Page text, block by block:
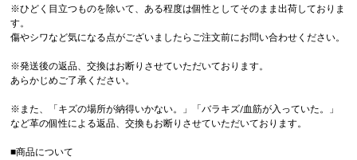
※ひどく目立つものを除いて、ある程度は個性としてそのまま出荷しておりま
す。
傷やシワなど気になる点がございましたらご注文前にお問い合わせください。
※発送後の返品、交換はお断りさせていただいております。
あらかじめご了承ください。
※また、「キズの場所が納得いかない。」「バラキズ/血筋が入っていた。」
など革の個性による返品、交換もお断りさせていただいております。
■商品について